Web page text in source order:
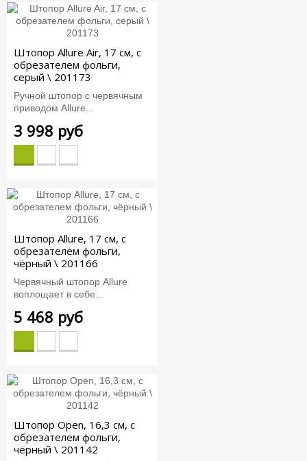
Штопор Allure Air, 17 см, с
обрезателем фольги,
серый \ 201173
Ручной штопор с червячным
приводом Allure...
3 998 руб
Штопор Allure, 17 см, с
обрезателем фольги,
чёрный \ 201166
Червячный штопор Allure
воплощает в себе...
5 468 руб
Штопор Open, 16,3 см, с
обрезателем фольги,
чёрный \ 201142